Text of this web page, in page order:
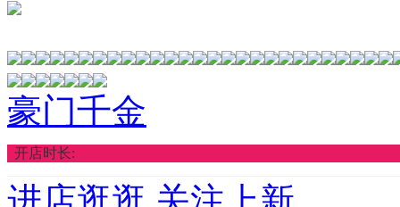
￥38.00
豪门千金-582
￥36.00
商品详情